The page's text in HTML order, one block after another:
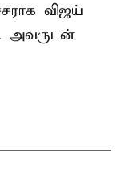
விஜய்
அவருடன்